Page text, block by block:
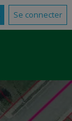
Se connecter